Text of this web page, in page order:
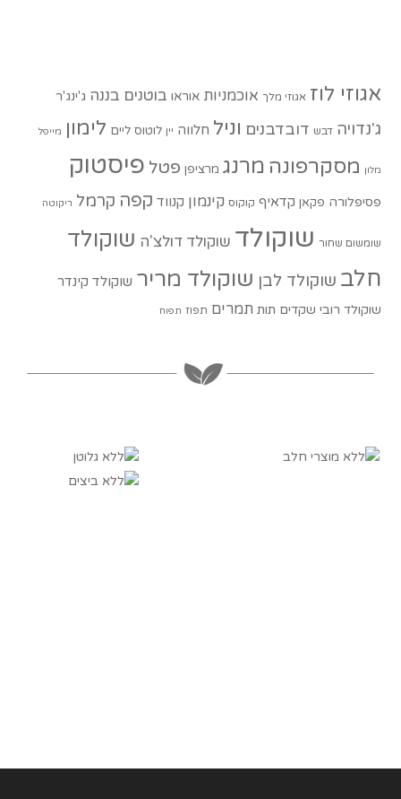
אגוזי לוז אגוזי מלך אוכמניות אוראו בוטנים בננה ג'ינג'ר
ג'נדויה דבש דובדבנים וניל חלווה יין לוטוס ליים לימון מייפל
מלון מסקרפונה מרנג מרציפן פטל פיסטוק
פסיפלורה פקאן קדאיף קוקוס קינמון קנווד קפה קרמל ריקוטה
שומשום שחור שוקולד שוקולד דולצ'ה שוקולד
חלב שוקולד לבן שוקולד מריר שוקולד קינדר
שוקולד רובי שקדים תות תמרים תפוז תפוח